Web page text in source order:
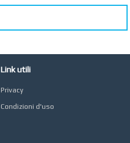
Antonella Micci,
AZIENDA AGRICOLA DI
Azienda Agricola a
Digital marketing e Web
Link utili
Privacy
Condizioni d'uso